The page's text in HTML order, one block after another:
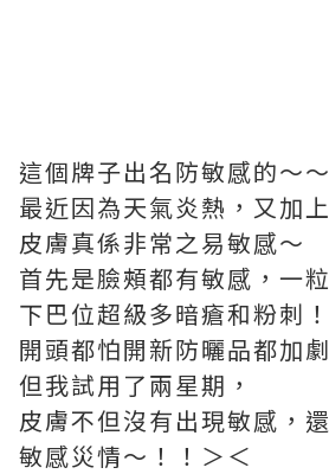
這個牌子出名防敏感的～～
最近因為天氣炎熱，又加
皮膚真係非常之易敏感～
首先是臉頰都有敏感，一
下巴位超級多暗瘡和粉刺！
開頭都怕開新防曬品都加
但我試用了兩星期，
皮膚不但沒有出現敏感，
敏感災情～！！＞＜